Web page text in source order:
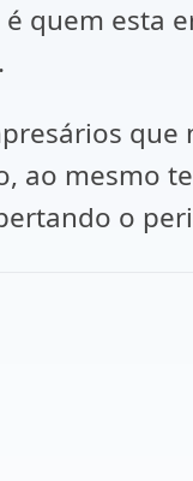
quem esta
que
ao mesmo
o